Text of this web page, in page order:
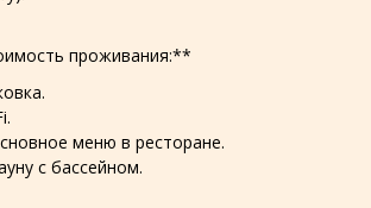
проживания:**
меню в ресторане.
с бассейном.